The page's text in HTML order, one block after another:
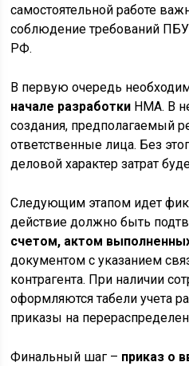
самостоятельной работе
соблюдение требований
РФ.
В первую очередь
начале разработки НМА. В
создания, предполагаемый
ответственные лица. Без
деловой характер затрат
Следующим этапом идет
действие должно быть
счетом, актом
документом с указанием
контрагента. При наличии
оформляются табели учета
приказы на
Финальный шаг – приказ о